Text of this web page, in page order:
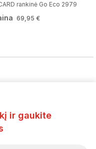
rankinė Go Eco 2979
69,95 €
ir gaukite